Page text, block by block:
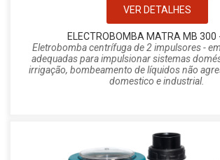
VER DETALHES
ELECTROBOMBA MATRA MB 300
Eletrobomba centrífuga de 2 impulsores -
adequadas para impulsionar sistemas
irrigação, bombeamento de líquidos não
domestico e industrial.